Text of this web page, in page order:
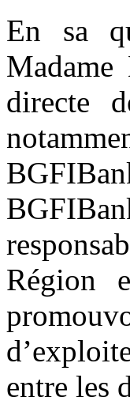
En sa
directe
Région
entre les